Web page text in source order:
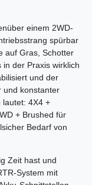
einem 2WD-
spürbar
auf Gras, Schotter
der Praxis wirklich
und der
und konstanter
lautet: 4X4 +
+ Brushed für
Bedarf von
Zeit hast und
System mit